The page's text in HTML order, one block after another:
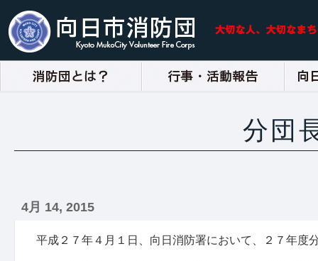
分団
4月 14, 2015
平成２７年４月１日、向日消防署において、２７年度